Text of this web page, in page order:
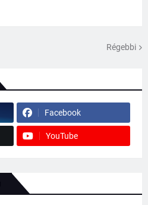
Régebbi
Facebook
YouTube